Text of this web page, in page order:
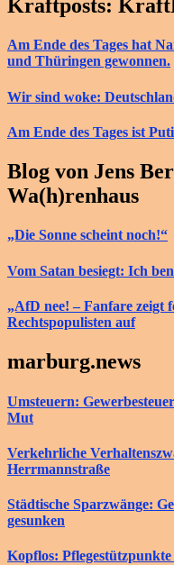
Kraftposts:
Am Ende des Tages hat
und Thüringen gewonnen.
Wir sind woke:
Am Ende des Tages ist
Blog von Jens
Wa(h)renhaus
„Die Sonne scheint noch!“
Vom Satan besiegt: Ich
„AfD nee! – Fanfare zeigt
Rechtspopulisten auf
marburg.news
Umsteuern:
Mut
Verkehrliche
Herrmannstraße
Städtische Sparzwänge:
gesunken
Kopflos: